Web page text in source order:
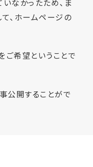
なかったため、ま
、ホームページの
ご希望ということで
公開することがで